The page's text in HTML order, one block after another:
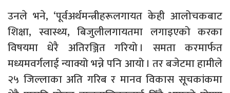
उनले भने, ‘पूर्वअर्थमन्त्रीहरूलगायत केही आलोचकबाट
शिक्षा, स्वास्थ्य, बिजुलीलगायतमा लगाइएको करका
विषयमा धेरै अतिरञ्जित गरियो । समता करमार्फत
मध्यमवर्गलाई न्याक्यो भन्ने पनि आयो । तर बजेटमा हामीले
२५ जिल्लाका अति गरिब र मानव विकास सूचकांकमा